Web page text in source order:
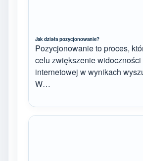
Jak działa pozycjonowanie?
Pozycjonowanie to proces,
celu zwiększenie widoczności
internetowej w wynikach
W…